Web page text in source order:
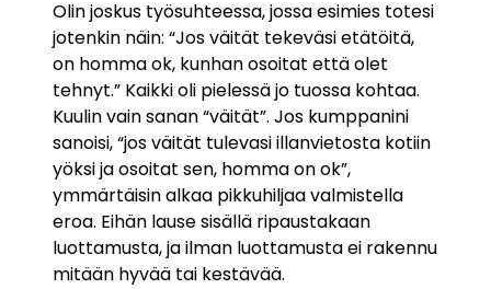
Olin joskus työsuhteessa, jossa esimies totesi
jotenkin näin: “Jos väität tekeväsi etätöitä,
on homma ok, kunhan osoitat että olet
tehnyt.” Kaikki oli pielessä jo tuossa kohtaa.
Kuulin vain sanan “väität”. Jos kumppanini
sanoisi, “jos väität tulevasi illanvietosta kotiin
yöksi ja osoitat sen, homma on ok”,
ymmärtäisin alkaa pikkuhiljaa valmistella
eroa. Eihän lause sisällä ripaustakaan
luottamusta, ja ilman luottamusta ei rakennu
mitään hyvää tai kestävää.